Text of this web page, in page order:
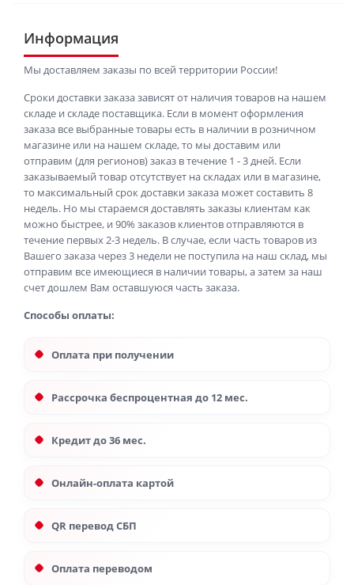
Информация
Мы доставляем заказы по всей территории России!
Сроки доставки заказа зависят от наличия товаров на нашем
складе и складе поставщика. Если в момент оформления
заказа все выбранные товары есть в наличии в розничном
магазине или на нашем складе, то мы доставим или
отправим (для регионов) заказ в течение 1 - 3 дней. Если
заказываемый товар отсутствует на складах или в магазине,
то максимальный срок доставки заказа может составить 8
недель. Но мы стараемся доставлять заказы клиентам как
можно быстрее, и 90% заказов клиентов отправляются в
течение первых 2-3 недель. В случае, если часть товаров из
Вашего заказа через 3 недели не поступила на наш склад, мы
отправим все имеющиеся в наличии товары, а затем за наш
счет дошлем Вам оставшуюся часть заказа.
Способы оплаты:
Оплата при получении
Рассрочка беспроцентная до 12 мес.
Кредит до 36 мес.
Онлайн-оплата картой
QR перевод СБП
Оплата переводом